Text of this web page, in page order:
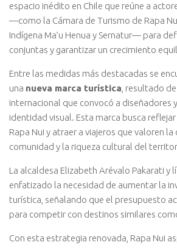
espacio inédito en Chile que reúne a
—como la Cámara de Turismo de Rapa
Indígena Ma’u Henua y Sernatur— para
conjuntas y garantizar un crecimiento
Entre las medidas más destacadas se
una nueva marca turística , resultado
internacional que convocó a diseñadores
identidad visual. Esta marca busca
Rapa Nui y atraer a viajeros que valoren la
comunidad y la riqueza cultural del
La alcaldesa Elizabeth Arévalo Pakarati y
enfatizado la necesidad de aumentar la
turística, señalando que el presupuesto
para competir con destinos similares
Con esta estrategia renovada, Rapa Nui